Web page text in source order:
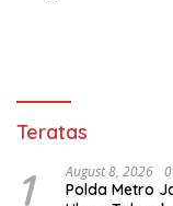
Teratas
1 August 8, 2026
Polda Metro